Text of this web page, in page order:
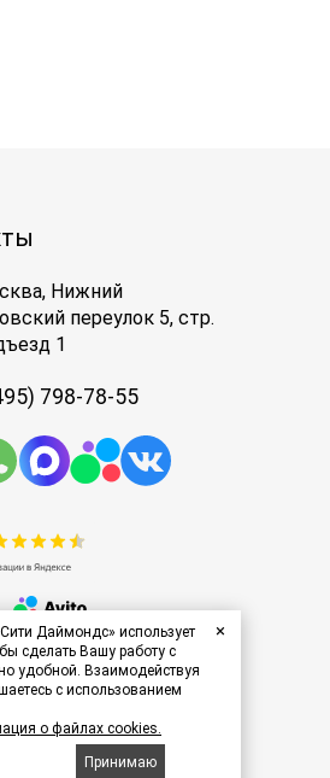
×
Даймондс» использует
сделать Вашу работу с
удобной. Взаимодействуя
с использованием
о файлах cookies.
Принимаю
Нижний
переулок 5, стр.
1
798-78-55
«Сити Даймондс»